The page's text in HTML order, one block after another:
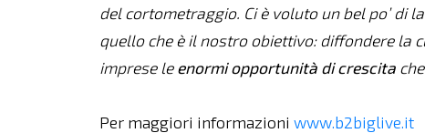
del cortometraggio. Ci è voluto un bel po’ di
quello che è il nostro obiettivo: diffondere la
imprese leenormi opportunità di crescita
Per maggiori informazioniwww.b2biglive.it